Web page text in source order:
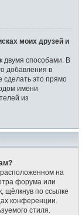
моих друзей и
двумя способами. В
добавления в
сделать это прямо
имени
из
на
форума или
щёлкнув по ссылке
конференции.
стиля.